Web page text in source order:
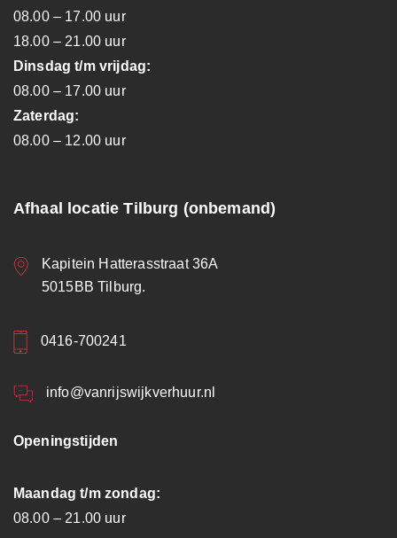
08.00 – 17.00 uur
18.00 – 21.00 uur
Dinsdag t/m vrijdag:
08.00 – 17.00 uur
Zaterdag:
08.00 – 12.00 uur
Afhaal locatie Tilburg (onbemand)
Kapitein Hatterasstraat 36A
5015BB Tilburg.
0416-700241
info@vanrijswijkverhuur.nl
Openingstijden
Maandag t/m zondag:
08.00 – 21.00 uur